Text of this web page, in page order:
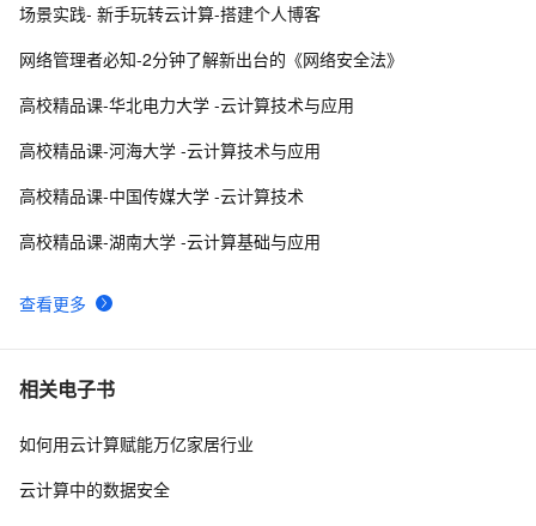
8 云计算|OpenStack|社区版OpenStack安装部署文档（十
10阿里云计算巢 x MemVerge | 大内存云上联合解决方案速
查看更多
场景实践- 新手玩转云计算-搭建个人博客
网络管理者必知-2分钟了解新出台的《网络安全法》
高校精品课-华北电力大学 -云计算技术与应用
高校精品课-河海大学 -云计算技术与应用
高校精品课-中国传媒大学 -云计算技术
高校精品课-湖南大学 -云计算基础与应用
相关电子书
如何用云计算赋能万亿家居行业
云计算中的数据安全